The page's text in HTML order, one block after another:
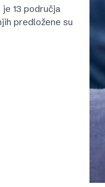
13 područja
predložene su